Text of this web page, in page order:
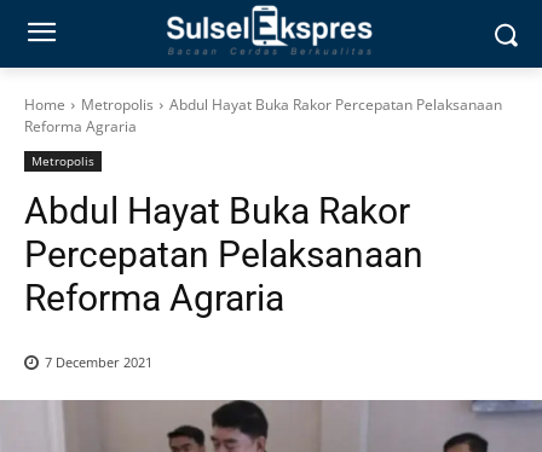
Home Metropolis
Abdul Hayat Buka Rakor Percepatan Pelaksanaan
Reforma Agraria
Metropolis
Abdul Hayat Buka Rakor
Percepatan Pelaksanaan
Reforma Agraria
7 December 2021